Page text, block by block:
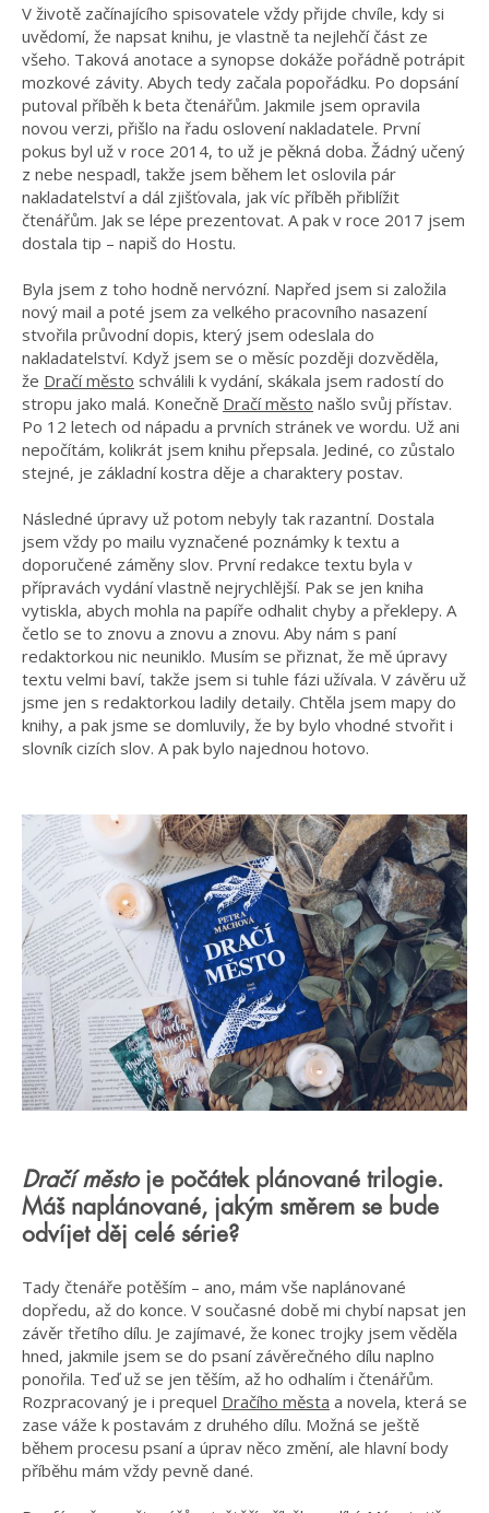
V životě začínajícího spisovatele vždy přijde chvíle, kdy si
uvědomí, že napsat knihu, je vlastně ta nejlehčí část ze
všeho. Taková anotace a synopse dokáže pořádně potrápit
mozkové závity. Abych tedy začala popořádku. Po dopsání
putoval příběh k beta čtenářům. Jakmile jsem opravila
novou verzi, přišlo na řadu oslovení nakladatele. První
pokus byl už v roce 2014, to už je pěkná doba. Žádný učený
z nebe nespadl, takže jsem během let oslovila pár
nakladatelství a dál zjišťovala, jak víc příběh přiblížit
čtenářům. Jak se lépe prezentovat. A pak v roce 2017 jsem
dostala tip – napiš do Hostu.
Byla jsem z toho hodně nervózní. Napřed jsem si založila
nový mail a poté jsem za velkého pracovního nasazení
stvořila průvodní dopis, který jsem odeslala do
nakladatelství. Když jsem se o měsíc později dozvěděla,
že Dračí město schválili k vydání, skákala jsem radostí do
stropu jako malá. Konečně Dračí město našlo svůj přístav.
Po 12 letech od nápadu a prvních stránek ve wordu. Už ani
nepočítám, kolikrát jsem knihu přepsala. Jediné, co zůstalo
stejné, je základní kostra děje a charaktery postav.
Následné úpravy už potom nebyly tak razantní. Dostala
jsem vždy po mailu vyznačené poznámky k textu a
doporučené záměny slov. První redakce textu byla v
přípravách vydání vlastně nejrychlější. Pak se jen kniha
vytiskla, abych mohla na papíře odhalit chyby a překlepy. A
četlo se to znovu a znovu a znovu. Aby nám s paní
redaktorkou nic neuniklo. Musím se přiznat, že mě úpravy
textu velmi baví, takže jsem si tuhle fázi užívala. V závěru už
jsme jen s redaktorkou ladily detaily. Chtěla jsem mapy do
knihy, a pak jsme se domluvily, že by bylo vhodné stvořit i
slovník cizích slov. A pak bylo najednou hotovo.
Dračí městoje počátek plánované trilogie.
Máš naplánované, jakým směrem se bude
odvíjet děj celé série?
Tady čtenáře potěším – ano, mám vše naplánované
dopředu, až do konce. V současné době mi chybí napsat jen
závěr třetího dílu. Je zajímavé, že konec trojky jsem věděla
hned, jakmile jsem se do psaní závěrečného dílu naplno
ponořila. Teď už se jen těším, až ho odhalím i čtenářům.
Rozpracovaný je i prequel Dračího města a novela, která se
zase váže k postavám z druhého dílu. Možná se ještě
během procesu psaní a úprav něco změní, ale hlavní body
příběhu mám vždy pevně dané.